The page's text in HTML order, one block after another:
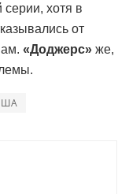
хотя в
от
«Доджерс» же,